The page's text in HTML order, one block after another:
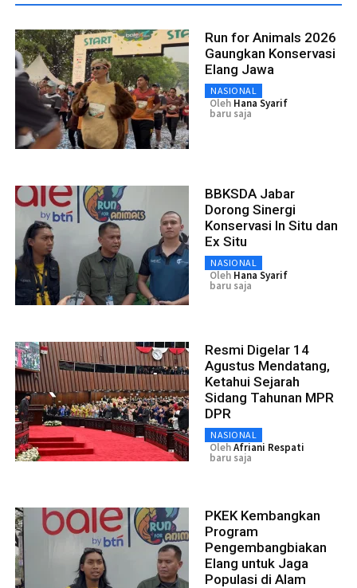
Run for Animals 2026
Gaungkan Konservasi
Elang Jawa
NASIONAL
Oleh Hana Syarif
baru saja
BBKSDA Jabar
Dorong Sinergi
Konservasi In Situ dan
Ex Situ
NASIONAL
Oleh Hana Syarif
baru saja
Resmi Digelar 14
Agustus Mendatang,
Ketahui Sejarah
Sidang Tahunan MPR
DPR
NASIONAL
OlehAfriani Respati
baru saja
PKEK Kembangkan
Program
Pengembangbiakan
Elang untuk Jaga
Populasi di Alam